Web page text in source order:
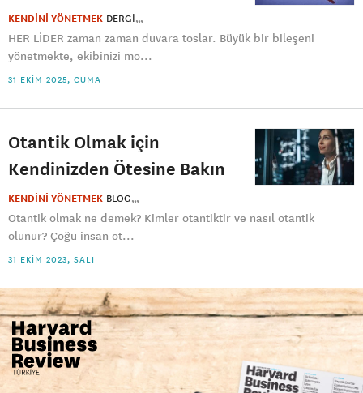
KENDİNİ YÖNETMEK DERGI
HER LİDER zaman zaman duvara toslar. Büyük bir bileşeni
yönetmekte, ekibinizi mo...
31 EKIM 2025, CUMA
Otantik Olmak için
Kendinizden Ötesine Bakın
KENDİNİ YÖNETMEK BLOG
Otantik olmak ne demek? Kimler otantiktir ve nasıl otantik
olunur? Çoğu insan ot...
31 EKIM 2023, SALI